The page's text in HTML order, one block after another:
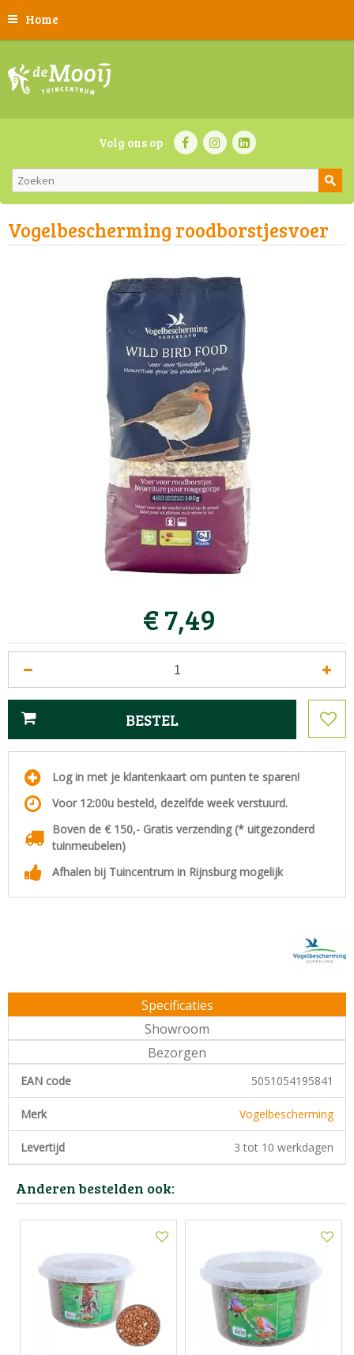
Home
Volg ons op
Vogelbescherming roodborstjesvoer
€7,49
Log in met je klantenkaart om punten te sparen!
Voor 12:00u besteld, dezelfde week verstuurd.
Boven de € 150,- Gratis verzending (* uitgezonderd
tuinmeubelen)
Afhalen bij Tuincentrum in Rijnsburg mogelijk
Specificaties
Showroom
Bezorgen
EAN code 5051054195841
Merk Vogelbescherming
Levertijd 3 tot 10 werkdagen
Anderen bestelden ook: